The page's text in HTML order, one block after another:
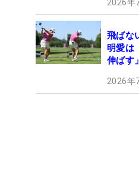
2026年
飛ばな
明愛は
伸ばす
2026年